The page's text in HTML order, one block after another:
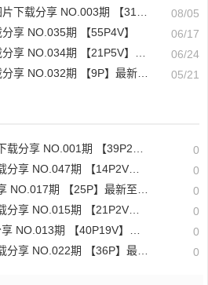
载分享 NO.003期 【31P12V】
08/05
享 NO.035期 【55P4V】
06/17
期 【21P5V】最新至：2024.6.23
06/24
期 【9P】最新至：2023.7.29 05/21
分享 NO.001期 【39P2V】 0
期 【14P2V】最新至：2024.9.13 0
期 【25P】最新至：2023.8.30 0
期 【21P2V】最新至：2024.9.17 0
期 【40P19V】最新至：2023.9.5 0
期 【36P】最新至：2024.9.19 0